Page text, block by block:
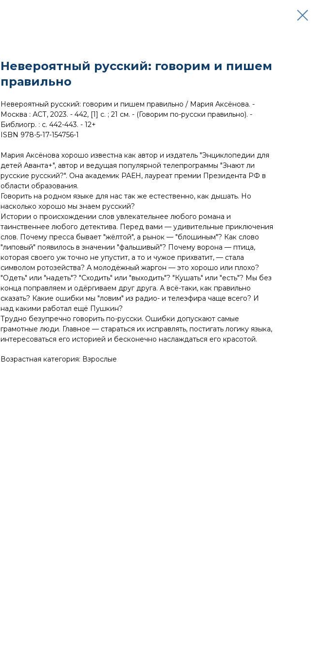
Невероятный русский: говорим и пишем
правильно
Невероятный русский: говорим и пишем правильно / Мария Аксёнова. -
Москва : АСТ, 2023. - 442, [1] с. ; 21 см. - (Говорим по-русски правильно). -
Библиогр. : с. 442-443. - 12+
ISBN 978-5-17-154756-1
Мария Аксёнова хорошо известна как автор и издатель "Энциклопедии для
детей Аванта+", автор и ведущая популярной телепрограммы "Знают ли
русские русский?". Она академик РАЕН, лауреат премии Президента РФ в
области образования.
Говорить на родном языке для нас так же естественно, как дышать. Но
насколько хорошо мы знаем русский?
Истории о происхождении слов увлекательнее любого романа и
таинственнее любого детектива. Перед вами — удивительные приключения
слов. Почему пресса бывает "жёлтой", а рынок — "блошиным"? Как слово
"липовый" появилось в значении "фальшивый"? Почему ворона — птица,
которая своего уж точно не упустит, а то и чужое прихватит, — стала
символом ротозейства? А молодёжный жаргон — это хорошо или плохо?
"Одеть" или "надеть"? "Сходить" или "выходить"? "Кушать" или "есть"? Мы без
конца поправляем и одёргиваем друг друга. А всё-таки, как правильно
сказать? Какие ошибки мы "ловим" из радио- и телеэфира чаще всего? И
над какими работал ещё Пушкин?
Трудно безупречно говорить по-русски. Ошибки допускают самые
грамотные люди. Главное — стараться их исправлять, постигать логику языка,
интересоваться его историей и бесконечно наслаждаться его красотой.
Возрастная категория: Взрослые